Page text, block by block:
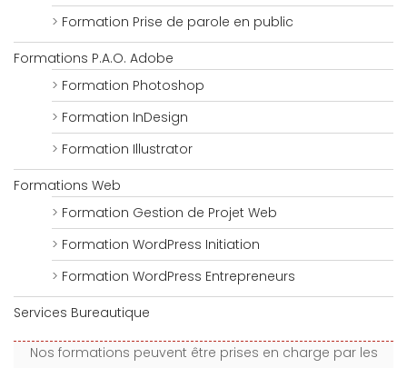
Formation Prise de parole en public
Formations P.A.O. Adobe
Formation Photoshop
Formation InDesign
Formation Illustrator
Formations Web
Formation Gestion de Projet Web
Formation WordPress Initiation
Formation WordPress Entrepreneurs
Services Bureautique
Nos formations peuvent être prises en charge par les